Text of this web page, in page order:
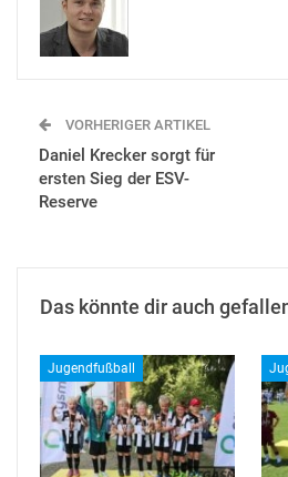
VORHERIGER ARTIKEL
Daniel Krecker sorgt für
ersten Sieg der ESV-
Reserve
Das könnte dir auch
Jugendfußball